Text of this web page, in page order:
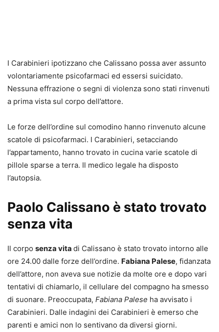
I Carabinieri ipotizzano che Calissano possa aver assunto
volontariamente psicofarmaci ed essersi suicidato.
Nessuna effrazione o segni di violenza sono stati rinvenuti
a prima vista sul corpo dell’attore.
Le forze dell’ordine sul comodino hanno rinvenuto alcune
scatole di psicofarmaci. I Carabinieri, setacciando
l’appartamento, hanno trovato in cucina varie scatole di
pillole sparse a terra. Il medico legale ha disposto
l’autopsia.
Paolo Calissano è stato trovato
senza vita
Il corpo senza vita di Calissano è stato trovato intorno alle
ore 24.00 dalle forze dell’ordine. Fabiana Palese, fidanzata
dell’attore, non aveva sue notizie da molte ore e dopo vari
tentativi di chiamarlo, il cellulare del compagno ha smesso
di suonare. Preoccupata, Fabiana Palese ha avvisato i
Carabinieri. Dalle indagini dei Carabinieri è emerso che
parenti e amici non lo sentivano da diversi giorni.